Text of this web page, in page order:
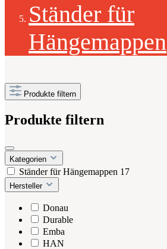
Ständer für
Hängemappen
Produkte filtern
Produkte filtern
Kategorien
Ständer für Hängemappen 17
Hersteller
Donau
Durable
Emba
HAN